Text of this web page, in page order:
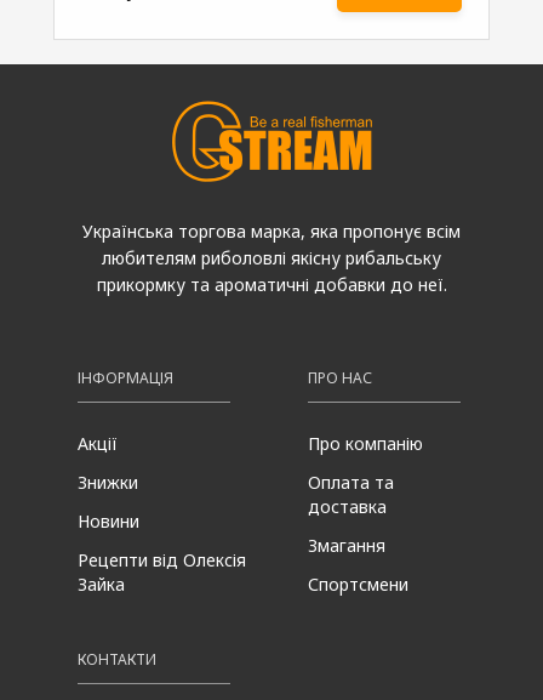
Українська торгова марка, яка пропонує всім
любителям риболовлі якісну рибальську
прикормку та ароматичні добавки до неї.
ІНФОРМАЦІЯ
Акції
Знижки
Новини
Рецепти від Олексія
Зайка
ПРО НАС
Про компанію
Оплата та
доставка
Змагання
Спортсмени
КОНТАКТИ